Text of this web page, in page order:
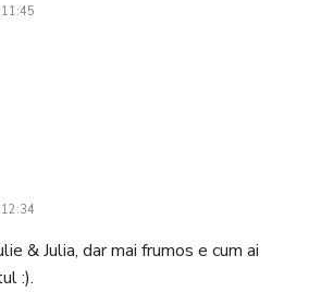
& Julia, dar mai frumos e cum ai
:).